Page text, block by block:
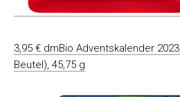
3,95 € dmBio Adventskalender
Beutel), 45,75 g